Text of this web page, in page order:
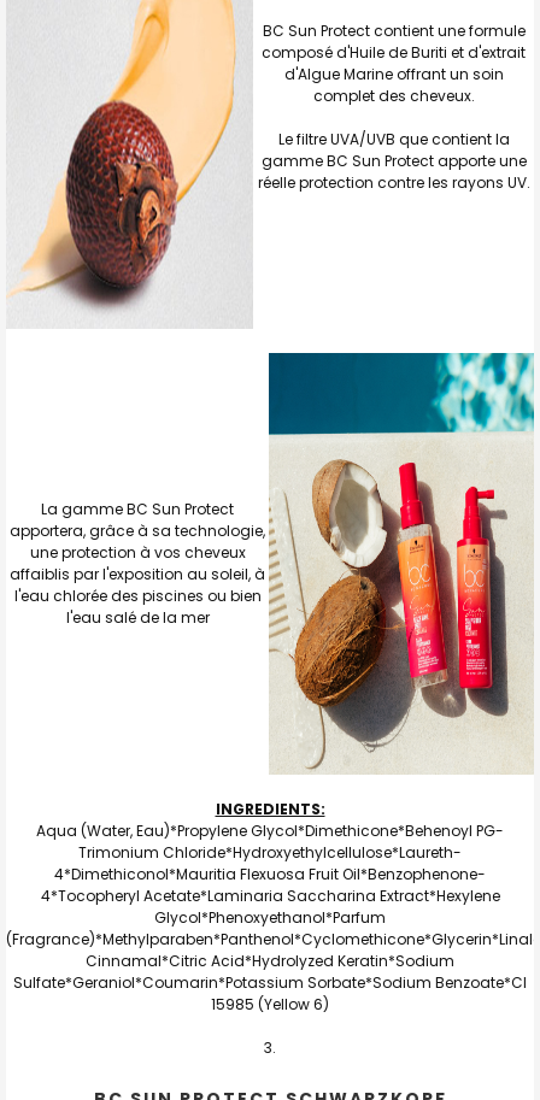
BC Sun Protect contient une formule
composé d'Huile de Buriti et d'extrait
d'Algue Marine offrant un soin
complet des cheveux.
Le filtre UVA/UVB que contient la
gamme BC Sun Protect apporte une
réelle protection contre les rayons UV.
La gamme BC Sun Protect
apportera, grâce à sa technologie,
une protection à vos cheveux
affaiblis par l'exposition au soleil, à
l'eau chlorée des piscines ou bien
l'eau salé de la mer
INGREDIENTS:
Aqua (Water, Eau)*Propylene Glycol*Dimethicone*Behenoyl PG-
Trimonium Chloride*Hydroxyethylcellulose*Laureth-
4*Dimethiconol*Mauritia Flexuosa Fruit Oil*Benzophenone-
4*Tocopheryl Acetate*Laminaria Saccharina Extract*Hexylene
Glycol*Phenoxyethanol*Parfum
Cinnamal*Citric Acid*Hydrolyzed Keratin*Sodium
Sulfate*Geraniol*Coumarin*Potassium Sorbate*Sodium Benzoate*CI
15985 (Yellow 6)